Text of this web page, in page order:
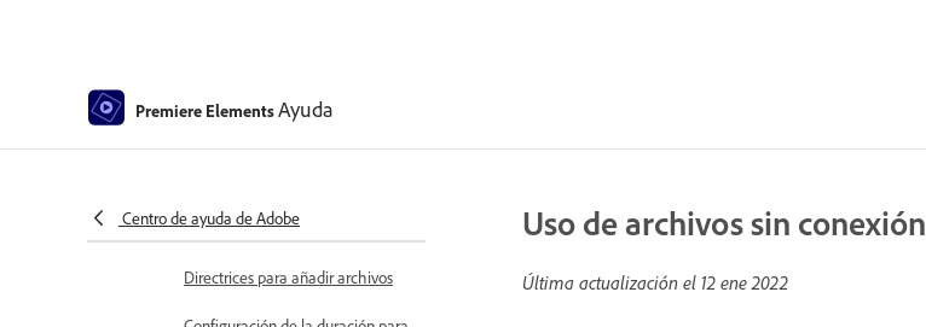
Premiere ElementsAyuda
Centro de ayuda de Adobe
Renderizado acelerado por GPU
Agregar medios
Directrices para añadir archivos
Uso de archivos sin conexión
Última actualización el 12 ene 2022